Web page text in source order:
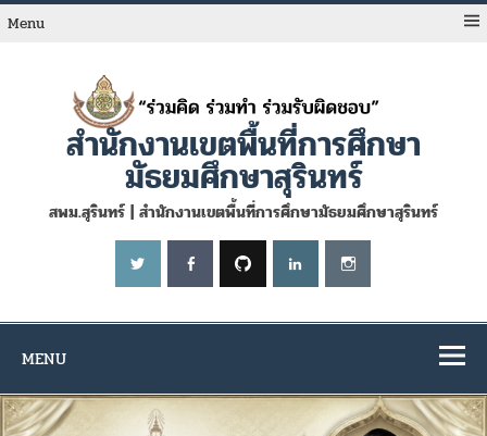
Skip
toMenu
สำนักงานเขตพื้นที่การศึกษา
มัธยมศึกษาสุรินทร์
สพม.สุรินทร์ | สำนักงานเขตพื้นที่การศึกษามัธยมศึกษาสุรินทร์
MENU